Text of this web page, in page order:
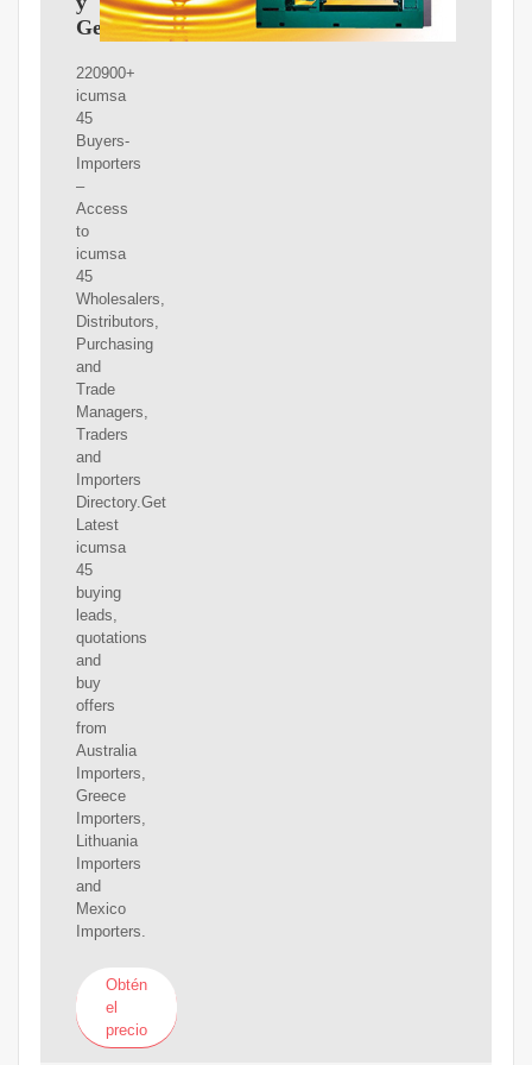
Gestores
220900+
icumsa
45
Buyers-
Importers
–
Access
to
icumsa
45
Wholesalers,
Distributors,
Purchasing
and
Trade
Managers,
Traders
and
Importers
Directory.Get
Latest
icumsa
45
buying
leads,
quotations
and
buy
offers
from
Australia
Importers,
Greece
Importers,
Lithuania
Importers
and
Mexico
Importers.
Obtén
el
precio